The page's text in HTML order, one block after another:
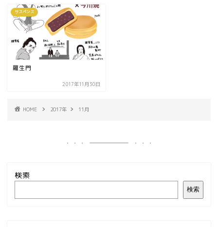
サスペンス
羅生門
2017年11月30日
HOME 2017年 11月
検索
検索